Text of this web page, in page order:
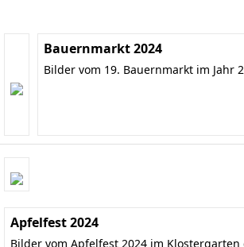
Bauernmarkt 2024
Bilder vom 19. Bauernmarkt im Jahr
Apfelfest 2024
Bilder vom Apfelfest 2024 im Klostergarten